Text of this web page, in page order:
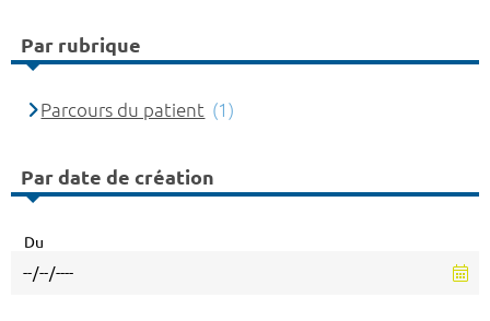
Par rubrique
Parcours du patient (1)
Par date de création
Du